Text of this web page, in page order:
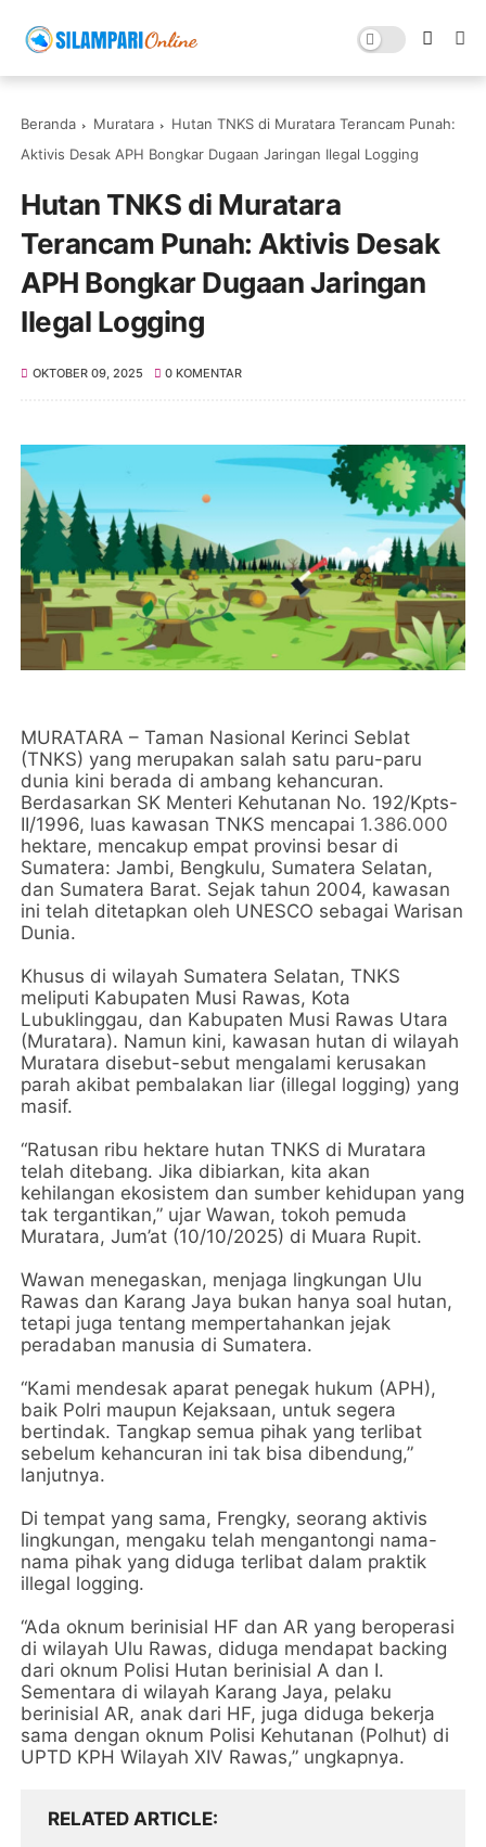
Beranda Muratara
Hutan TNKS di Muratara Terancam Punah:
Aktivis Desak APH Bongkar Dugaan Jaringan Ilegal Logging
Hutan TNKS di Muratara
Terancam Punah: Aktivis Desak
APH Bongkar Dugaan Jaringan
Ilegal Logging
OKTOBER 09, 2025 0 KOMENTAR
MURATARA – Taman Nasional Kerinci Seblat
(TNKS) yang merupakan salah satu paru-paru
dunia kini berada di ambang kehancuran.
Berdasarkan SK Menteri Kehutanan No. 192/Kpts-
II/1996, luas kawasan TNKS mencapai 1.386.000
hektare, mencakup empat provinsi besar di
Sumatera: Jambi, Bengkulu, Sumatera Selatan,
dan Sumatera Barat. Sejak tahun 2004, kawasan
ini telah ditetapkan oleh UNESCO sebagai Warisan
Dunia.
‎Khusus di wilayah Sumatera Selatan, TNKS
meliputi Kabupaten Musi Rawas, Kota
Lubuklinggau, dan Kabupaten Musi Rawas Utara
(Muratara). Namun kini, kawasan hutan di wilayah
Muratara disebut-sebut mengalami kerusakan
parah akibat pembalakan liar (illegal logging) yang
masif.
‎“Ratusan ribu hektare hutan TNKS di Muratara
telah ditebang. Jika dibiarkan, kita akan
kehilangan ekosistem dan sumber kehidupan yang
tak tergantikan,” ujar Wawan, tokoh pemuda
Muratara, Jum’at (10/10/2025) di Muara Rupit.
‎Wawan menegaskan, menjaga lingkungan Ulu
Rawas dan Karang Jaya bukan hanya soal hutan,
tetapi juga tentang mempertahankan jejak
peradaban manusia di Sumatera.
‎“Kami mendesak aparat penegak hukum (APH),
baik Polri maupun Kejaksaan, untuk segera
bertindak. Tangkap semua pihak yang terlibat
sebelum kehancuran ini tak bisa dibendung,”
lanjutnya.
‎Di tempat yang sama, Frengky, seorang aktivis
lingkungan, mengaku telah mengantongi nama-
nama pihak yang diduga terlibat dalam praktik
illegal logging.
‎“Ada oknum berinisial HF dan AR yang beroperasi
di wilayah Ulu Rawas, diduga mendapat backing
dari oknum Polisi Hutan berinisial A dan I.
Sementara di wilayah Karang Jaya, pelaku
berinisial AR, anak dari HF, juga diduga bekerja
sama dengan oknum Polisi Kehutanan (Polhut) di
UPTD KPH Wilayah XIV Rawas,” ungkapnya.
RELATED ARTICLE